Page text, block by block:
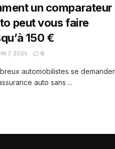
un comparateur
peut vous faire
150 €
7, 2025 0
automobilistes se
auto sans ...